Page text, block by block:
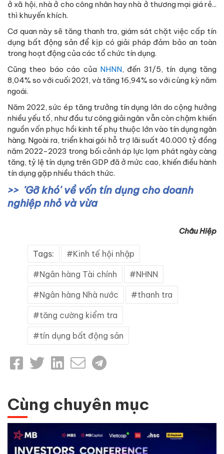
ở xã hội, nhà ở cho công nhân hay nhà ở thương mại giá rẻ...
thì khuyến khích.
Cơ quan này sẽ tăng thanh tra, giám sát chặt việc cấp tín
dụng bất động sản để kịp có giải pháp đảm bảo an toàn
trong hoạt động của các tổ chức tín dụng.
Cũng theo báo cáo của NHNN, đến 31/5, tín dụng tăng
8,04% so với cuối 2021, và tăng 16,94% so với cùng kỳ năm
ngoái.
Năm 2022, sức ép tăng trưởng tín dụng lớn do cộng hưởng
nhiều yếu tố, như đầu tư công giải ngân vẫn còn chậm khiến
nguồn vốn phục hồi kinh tế phụ thuộc lớn vào tín dụng ngân
hàng. Ngoài ra, triển khai gói hỗ trợ lãi suất 40.000 tỷ đồng
năm 2022-2023 trong bối cảnh áp lực lạm phát ngày càng
tăng, tỷ lệ tín dụng trên GDP đã ở mức cao, khiến điều hành
tín dụng gặp nhiều thách thức.
'Gỡ khó' về vốn tín dụng cho doanh
nghiệp nhỏ và vừa
Châu Hiệp
Tags: Kinh tế hội nhập
Ngân hàng Tài chính NHNN
Ngân hàng Nhà nước thanh tra
tăng cường kiểm tra
tín dụng bất động sản
Cùng chuyên mục